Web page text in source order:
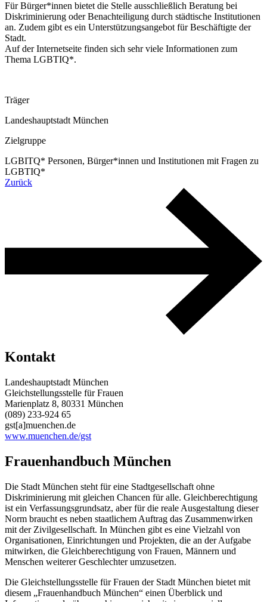
Für Bürger*innen bietet die Stelle ausschließlich Beratung bei
Diskriminierung oder Benachteiligung durch städtische Institutionen
an. Zudem gibt es ein Unterstützungsangebot für Beschäftigte der
Stadt.
Auf der Internetseite finden sich sehr viele Informationen zum
Thema LGBTIQ*.
Träger
Landeshauptstadt München
Zielgruppe
LGBITQ* Personen, Bürger*innen und Institutionen mit Fragen zu
LGBTIQ*
Zurück
Kontakt
Landeshauptstadt München
Gleichstellungsstelle für Frauen
Marienplatz 8, 80331 München
(089) 233-924 65
gst[a]muenchen.de
www.muenchen.de/gst
Frauenhandbuch München
Die Stadt München steht für eine Stadtgesellschaft ohne
Diskriminierung mit gleichen Chancen für alle. Gleichberechtigung
ist ein Verfassungsgrundsatz, aber für die reale Ausgestaltung dieser
Norm braucht es neben staatlichem Auftrag das Zusammenwirken
mit der Zivilgesellschaft. In München gibt es eine Vielzahl von
Organisationen, Einrichtungen und Projekten, die an der Aufgabe
mitwirken, die Gleichberechtigung von Frauen, Männern und
Menschen weiterer Geschlechter umzusetzen.
Die Gleichstellungsstelle für Frauen der Stadt München bietet mit
diesem „Frauenhandbuch München“ einen Überblick und